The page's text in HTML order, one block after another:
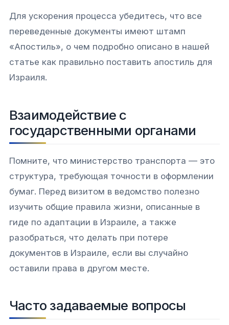
Для ускорения процесса убедитесь, что все
переведенные документы имеют штамп
«Апостиль», о чем подробно описано в нашей
статье как правильно поставить апостиль для
Израиля.
Взаимодействие с
государственными органами
Помните, что министерство транспорта — это
структура, требующая точности в оформлении
бумаг. Перед визитом в ведомство полезно
изучить общие правила жизни, описанные в
гиде по адаптации в Израиле, а также
разобраться, что делать при потере
документов в Израиле, если вы случайно
оставили права в другом месте.
Часто задаваемые вопросы